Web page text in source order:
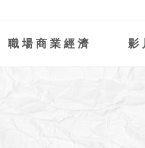
職場商業經濟 影